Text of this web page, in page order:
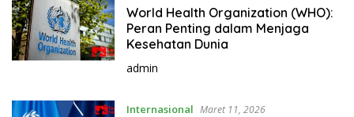
World Health Organization (WHO):
Peran Penting dalam Menjaga
Kesehatan Dunia
admin
Internasional Maret 11, 2026